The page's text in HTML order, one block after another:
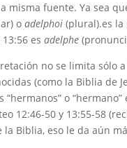
misma fuente. Ya sea
oadelphoi (plural).es
13:56 esadelphe
no se limita sólo
(como la Biblia de
o
12:46-50 y 13:55-58
Biblia, eso le da aún